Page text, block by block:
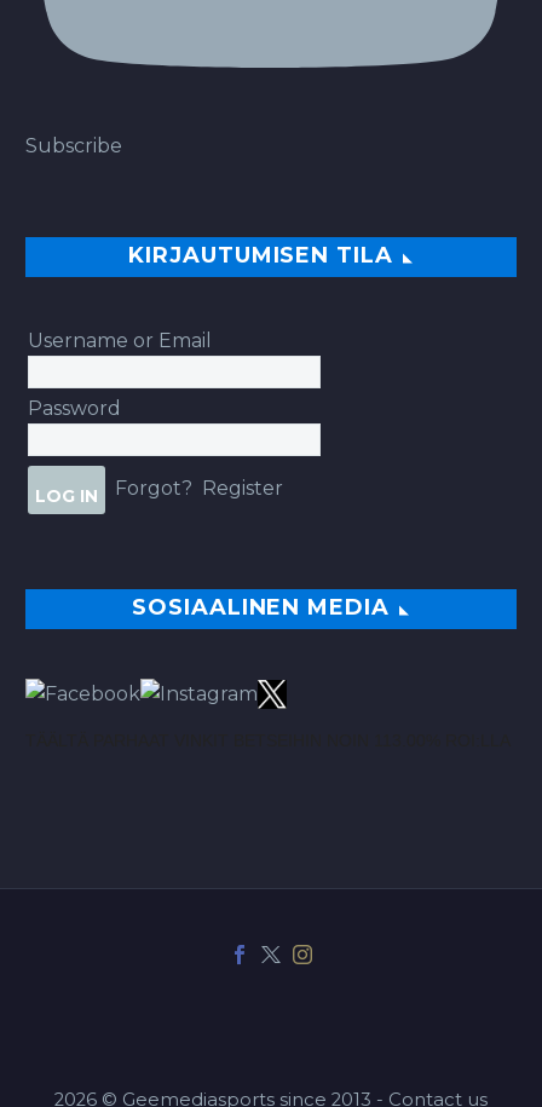
Subscribe
KIRJAUTUMISEN TILA
Username or Email
Password
Forgot? Register
SOSIAALINEN MEDIA
2026 © Geemediasports since 2013 - Contact us